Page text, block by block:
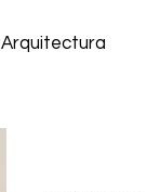
Arquitectura